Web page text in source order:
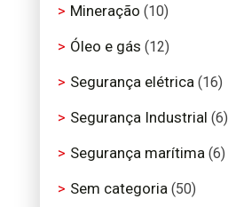
Mineração (10)
Óleo e gás (12)
Segurança elétrica(16)
Segurança Industrial (6)
Segurança marítima(6)
Sem categoria(50)